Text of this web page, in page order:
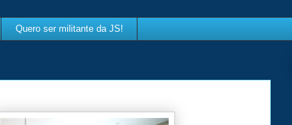
Quero ser militante da JS!